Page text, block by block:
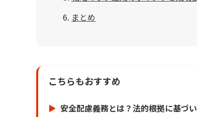
まとめ
こちらもおすすめ
安全配慮義務とは？法的根拠に基づ